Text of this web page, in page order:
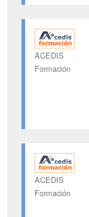
ACEDIS
Formación
ACEDIS
Formación